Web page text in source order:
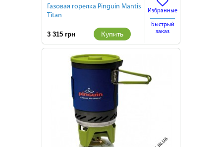
Газовая горелка Pinguin Mantis
Titan
3 315 грн Купить
Избранные
Быстрый
заказ